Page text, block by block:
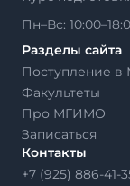
Пн–Вс:
Разделы сайта
Поступление
Факультеты
Про МГИМО
Записаться
Контакты
+7 (925) 886-41-